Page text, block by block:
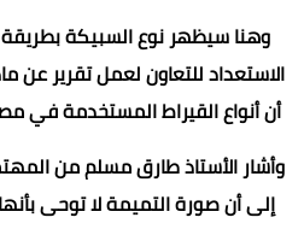
وهنا سيظهر نوع السبيكة
الاستعداد للتعاون لعمل تقرير
أن أنواع القيراط المستخدمة في
وأشار الأستاذ طارق مسلم من
إلى أن صورة التميمة لا توحى